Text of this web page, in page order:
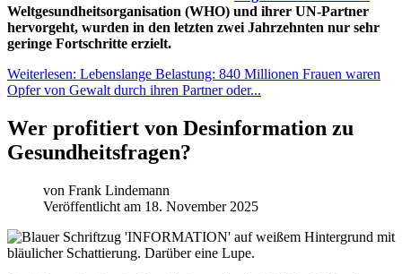
Weltgesundheitsorganisation (WHO) und ihrer UN-Partner
hervorgeht, wurden in den letzten zwei Jahrzehnten nur sehr
geringe Fortschritte erzielt.
Weiterlesen: Lebenslange Belastung: 840 Millionen Frauen waren
Opfer von Gewalt durch ihren Partner oder...
Wer profitiert von Desinformation zu
Gesundheitsfragen?
von Frank Lindemann
Veröffentlicht am 18. November 2025